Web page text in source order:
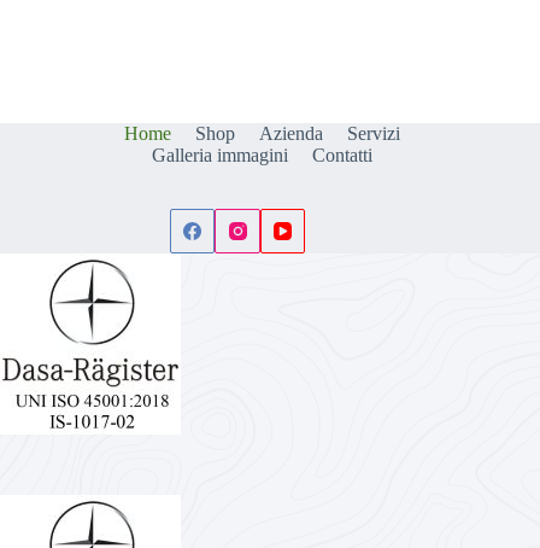
Home Shop Azienda
Servizi
Galleria immagini
Contatti